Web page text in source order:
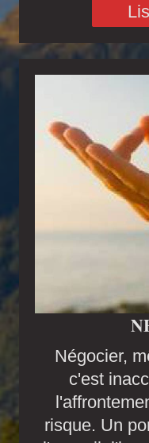
Négocier,
c'est
risque. Un